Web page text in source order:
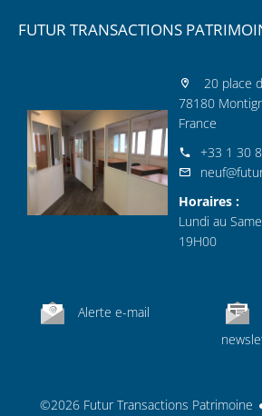
FUTUR TRANSACTIONS
20 place
78180
France
+33 1 30
Horaires :
Lundi au
19H00
Alerte e-mail
©2026 Futur Transactions Patrimoine